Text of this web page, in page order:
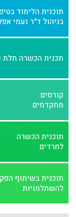
תוכנית הלימוד
בניהול ד"ר נעמי
תכנית הכשרה תלת
קורסים
מתקדמים
תוכנית הכשרה
לחרדים
תוכנית בשיתוף
להשתלמויות